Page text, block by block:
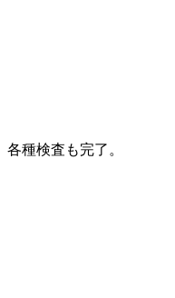
各種検査も完了。